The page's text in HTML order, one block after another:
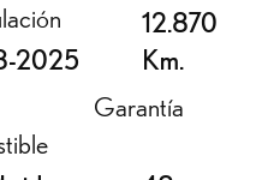
2025
12.870
Km.
Garantía